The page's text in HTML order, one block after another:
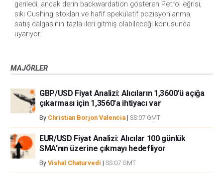
geriledi, ancak derin backwardation gösteren Petrol eğrisi,
sıkı Cushing stokları ve hafif spekülatif pozisyonlanma,
satış dalgasının fazla ileri gitmiş olabileceği konusunda
uyarıyor.
MAJÖRLER
GBP/USD Fiyat Analizi: Alıcıların 1,3600'ü açığa
çıkarması için 1,3560'a ihtiyacı var
By Christian Borjon Valencia | SS:07 GMT
EUR/USD Fiyat Analizi: Alıcılar 100 günlük
SMA'nın üzerine çıkmayı hedefliyor
By Vishal Chaturvedi | SS:07 GMT